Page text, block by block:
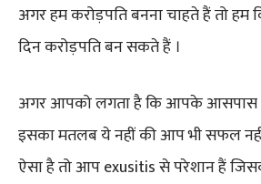
अगर हम करोड़पति बनना चाहते हैं तो हम
दिन करोड़पति बन सकते हैं ।
अगर आपको लगता है कि आपके आसपास
इसका मतलब ये नहीं की आप भी सफल
ऐसा है तो आप exusitis से परेशान हैं